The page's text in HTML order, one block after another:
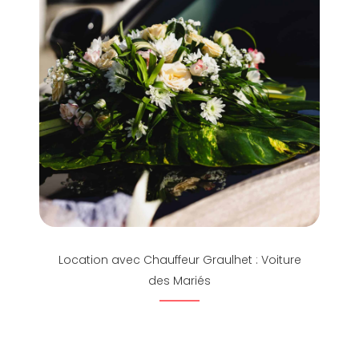
Location avec Chauffeur Graulhet : Voiture
des Mariés